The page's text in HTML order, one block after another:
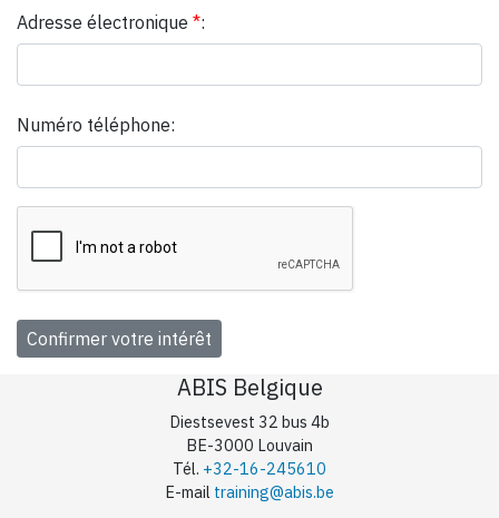
Adresse électronique *:
Numéro téléphone:
ABIS Belgique
Diestsevest 32 bus 4b
BE-3000 Louvain
Tél. +32-16-245610
E-mail training@abis.be